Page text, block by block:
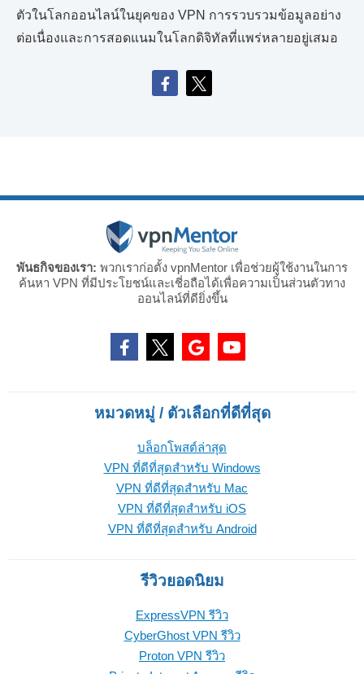
ตัวในโลกออนไลน์ในยุคของ VPN การรวบรวมข้อมูลอย่าง
ต่อเนื่องและการสอดแนมในโลกดิจิทัลที่แพร่หลายอยู่เสมอ
พันธกิจของเรา: พวกเราก่อตั้ง vpnMentor เพื่อช่วยผู้ใช้งานในการ
ค้นหา VPN ที่มีประโยชน์และเชี่อถือได้เพื่อความเป็นส่วนตัวทาง
ออนไลน์ที่ดียิ่งขึ้น
หมวดหมู่ / ตัวเลือกที่ดีที่สุด
บล็อกโพสต์ล่าสุด
VPN ที่ดีที่สุดสำหรับ Windows
VPN ที่ดีที่สุดสำหรับ Mac
VPN ที่ดีที่สุดสำหรับ iOS
VPN ที่ดีที่สุดสำหรับ Android
รีวิวยอดนิยม
ExpressVPN รีวิว
CyberGhost VPN รีวิว
Proton VPN รีวิว